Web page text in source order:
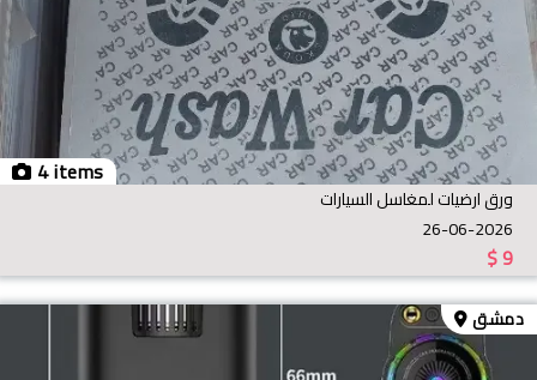
4 items
ورق ارضيات لمغاسل السيارات
26-06-2026
$9
دمشق